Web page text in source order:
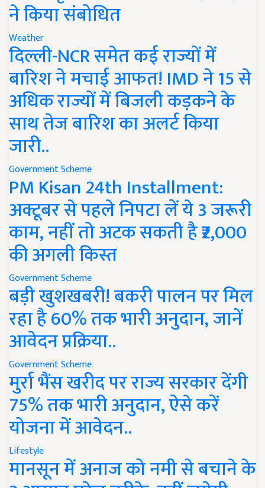
ने किया संबोधित
Weather
दिल्ली-NCR समेत कई राज्यों में
बारिश ने मचाई आफत! IMD ने 15 से
अधिक राज्यों में बिजली कड़कने के
साथ तेज बारिश का अलर्ट किया
जारी..
Government Scheme
PM Kisan 24th Installment:
अक्टूबर से पहले निपटा लें ये 3 जरूरी
काम, नहीं तो अटक सकती है ₹2,000
की अगली किस्त
Government Scheme
बड़ी खुशखबरी! बकरी पालन पर मिल
रहा है 60% तक भारी अनुदान, जानें
आवेदन प्रक्रिया..
Government Scheme
मुर्रा भैंस खरीद पर राज्य सरकार देंगी
75% तक भारी अनुदान, ऐसे करें
योजना में आवेदन..
Lifestyle
मानसून में अनाज को नमी से बचाने के